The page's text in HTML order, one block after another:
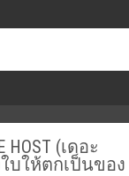
(เดอะ
บให้ตกเป็นของ